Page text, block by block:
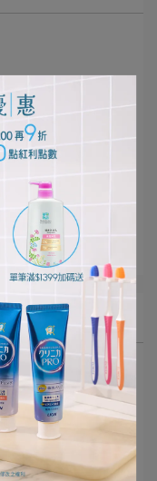
效系列
衣物清潔
日本先進萃取酵素
茶究柔護